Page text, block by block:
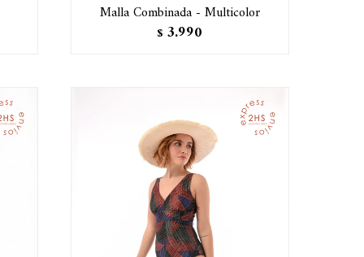
Malla Combinada - Multicolor
$ 3.990